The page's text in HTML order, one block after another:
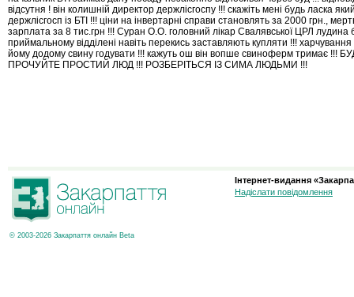
відсутня ! він колишній директор держлісгоспу !!! скажіть мені будь ласка
держлісгосп із БТІ !!! ціни на інвертарні справи становлять за 2000 грн.,
зарплата за 8 тис.грн !!! Суран О.О. головний лікар Свалявської ЦРЛ лудина
приймальному відділені навіть перекись заставляють купляти !!! харчування
йому додому свину годувати !!! кажуть ош він вопше свиноферм тримає !!!
ПРОЧУЙТЕ ПРОСТИЙ ЛЮД !!! РОЗБЕРІТЬСЯ ІЗ СИМА ЛЮДЬМИ !!!
© 2003-2026 Закарпаття онлайн Beta
Інтернет-видання
Надіслати повідомлення